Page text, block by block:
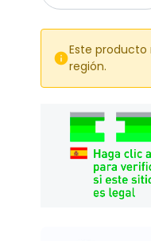

Este
región.